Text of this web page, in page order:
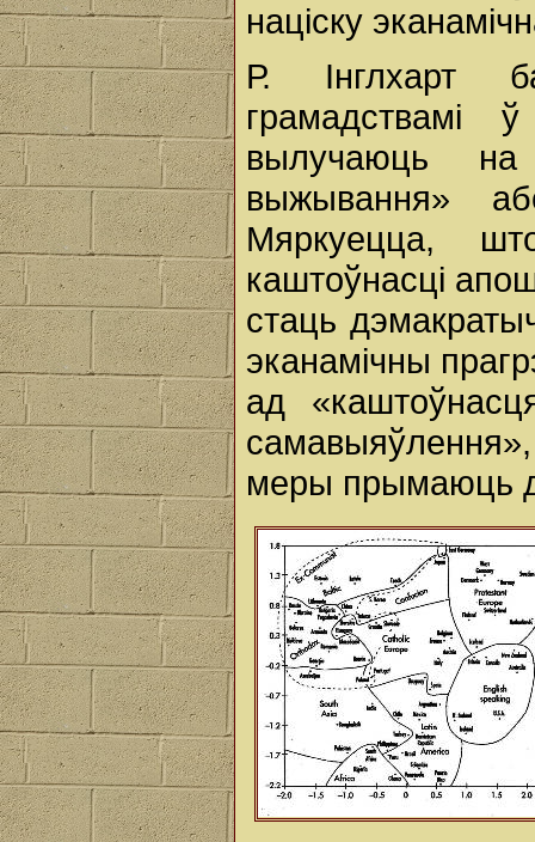
націску
Р. Інглхарт
вылучаюць
выжывання»
Мяркуецца,
каштоўнасці
стаць
эканамічны
ад
меры прымаюць